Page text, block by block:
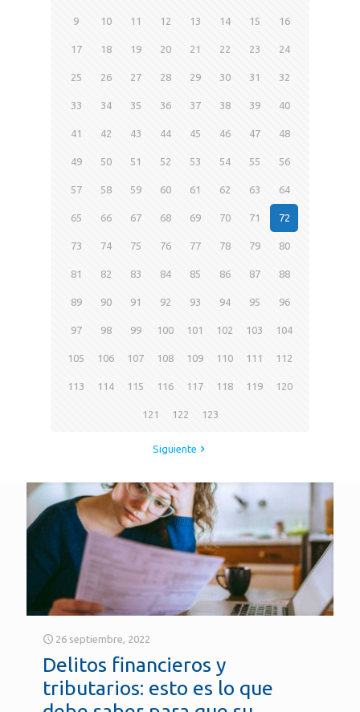
9 10 11 12 13 14 15 16
17 18 19 20 21 22 23 24
25 26 27 28 29 30 31 32
33 34 35 36 37 38 39 40
41 42 43 44 45 46 47 48
49 50 51 52 53 54 55 56
57 58 59 60 61 62 63 64
65 66 67 68 69 70 71 72
73 74 75 76 77 78 79 80
81 82 83 84 85 86 87 88
89 90 91 92 93 94 95 96
97 98 99 100 101 102 103 104
105 106 107 108 109 110 111 112
113 114 115 116 117 118 119 120
121 122 123
Siguiente
26 septiembre, 2022
Delitos financieros y
tributarios: esto es lo que